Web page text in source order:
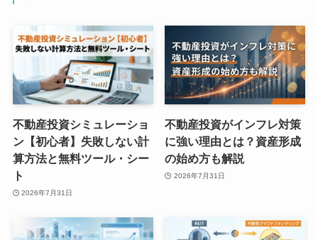
不動産投資シミュレーショ
ン【初心者】失敗しない計
算方法と無料ツール・シー
ト
2026年7月31日
不動産投資がインフレ対策
に強い理由とは？資産形成
の始め方も解説
2026年7月31日